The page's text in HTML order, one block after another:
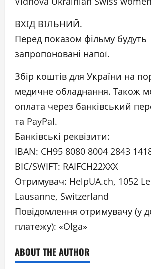
ВХІД ВІЛЬНИЙ.
Перед показом фільму будуть
запропоновані напої.
Збір коштів для України на
медичне обладнання. Також
оплата через банківський
та PayPal.
Банківські реквізити:
IBAN: CH95 8080 8004 2843
BIC/SWIFT: RAIFCH22XXX
Отримувач: HelpUA.ch, 1052
Lausanne, Switzerland
Повідомлення отримувачу (у
платежу): «Olga»
ABOUT THE AUTHOR